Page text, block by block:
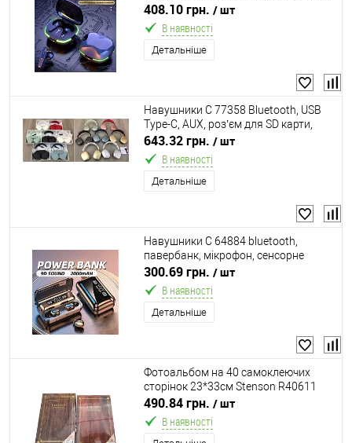
дріт, в коробці
408.10 грн. / шт
В наявності
Детальніше
Навушники C 77358 Bluetooth, USB
Type-C, AUX, роз’єм для SD карти,
чохол, регульована дужка, в коробці,
ВИДАЄТЬСЯ МІКС ВИДІВ
643.32 грн. / шт
В наявності
Детальніше
Навушники C 64884 bluetooth,
павербанк, мікрофон, сенсорне
управління, дисплей, в коробці
300.69 грн. / шт
В наявності
Детальніше
Фотоальбом на 40 самоклеючих
сторінок 23*33см Stenson R40611
490.84 грн. / шт
В наявності